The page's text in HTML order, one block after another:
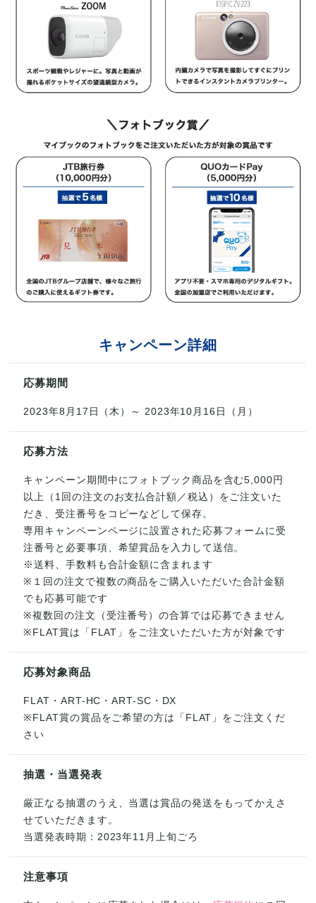
キャンペーン詳細
応募期間
2023年8月17日（木）～ 2023年10月16日（月）
応募方法
キャンペーン期間中にフォトブック商品を含む5,000円
以上（1回の注文のお支払合計額／税込）をご注文いた
だき、受注番号をコピーなどして保存。
専用キャンペーンページに設置された応募フォームに受
注番号と必要事項、希望賞品を入力して送信。
※送料、手数料も合計金額に含まれます
※１回の注文で複数の商品をご購入いただいた合計金額
でも応募可能です
※複数回の注文（受注番号）の合算では応募できません
※FLAT賞は「FLAT」をご注文いただいた方が対象です
応募対象商品
FLAT・ART-HC・ART-SC・DX
※FLAT賞の賞品をご希望の方は「FLAT」をご注文くだ
さい
抽選・当選発表
厳正なる抽選のうえ、当選は賞品の発送をもってかえさ
せていただきます。
当選発表時期：2023年11月上旬ごろ
注意事項